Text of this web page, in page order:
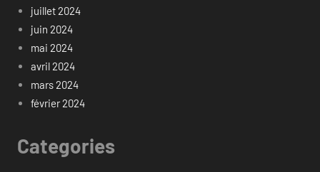
juillet 2024
juin 2024
mai 2024
avril 2024
mars 2024
février 2024
Categories